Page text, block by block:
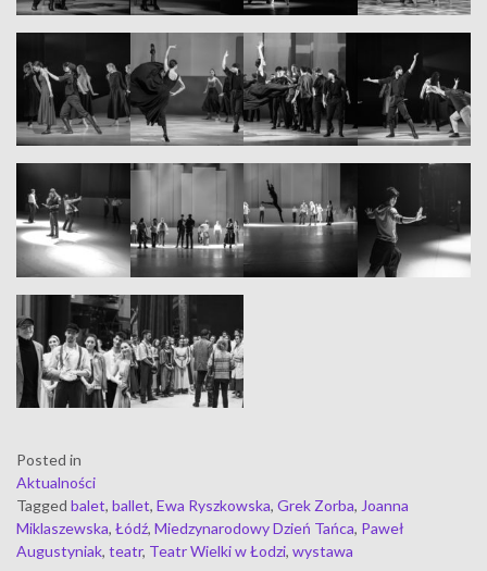
Posted in
Aktualności
Tagged balet, ballet, Ewa Ryszkowska, Grek Zorba, Joanna
Miklaszewska, Łódź, Miedzynarodowy Dzień Tańca, Paweł
Augustyniak, teatr, Teatr Wielki w Łodzi, wystawa